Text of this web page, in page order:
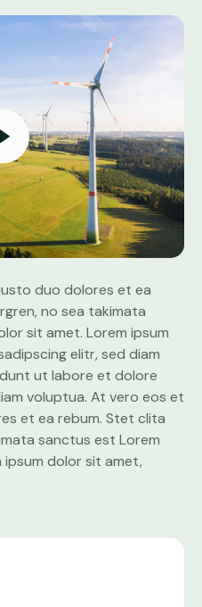
duo dolores et ea
no sea takimata
sit amet. Lorem ipsum
elitr, sed diam
ut labore et dolore
voluptua. At vero eos et
et ea rebum. Stet clita
sanctus est Lorem
dolor sit amet,